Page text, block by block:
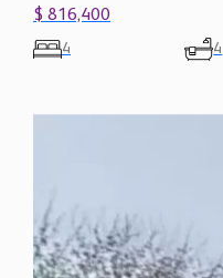
$ 816,400
4 4